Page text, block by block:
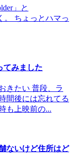
」と
。 ちょっとハマっ
てみました
きたい 普段、ラ
間後には忘れてる
も上映前の...
ないけど住所はど